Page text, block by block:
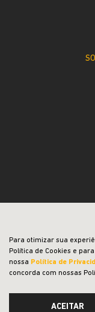
Para otimizar sua
Política de Cookies e
nossa Política de
concorda com nossas
ACEITAR